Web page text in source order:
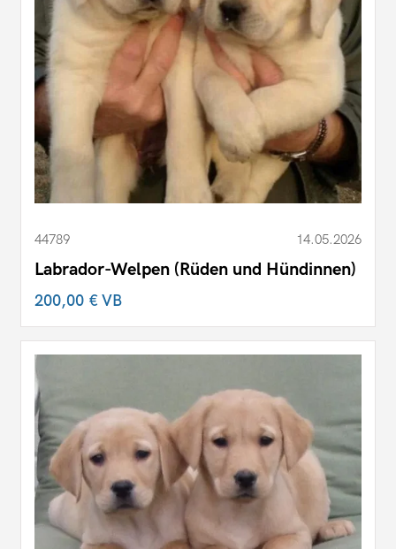
44789 14.05.2026
Labrador-Welpen (Rüden und Hündinnen)
200,00 €VB